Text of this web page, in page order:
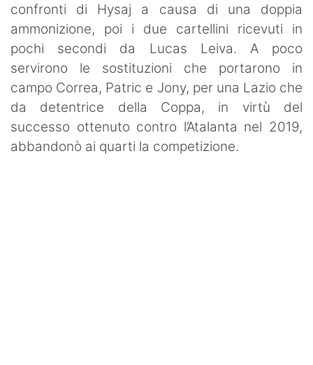
confronti di Hysaj a causa di una doppia
ammonizione, poi i due cartellini ricevuti in
pochi secondi da Lucas Leiva. A poco
servirono le sostituzioni che portarono in
campo Correa, Patric e Jony, per una Lazio che
da detentrice della Coppa, in virtù del
successo ottenuto contro l’Atalanta nel 2019,
abbandonò ai quarti la competizione.